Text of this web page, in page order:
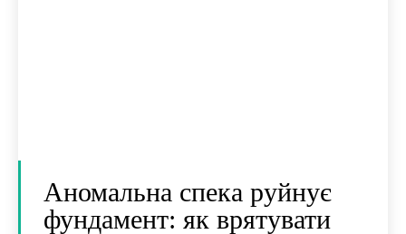
Аномальна спека руйнує
фундамент: як врятувати